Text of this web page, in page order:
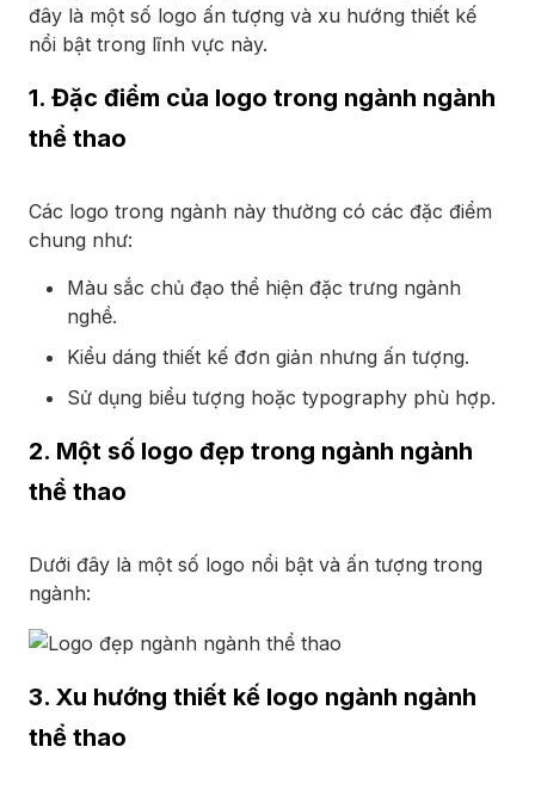
đây là một số logo ấn tượng và xu hướng thiết kế
nổi bật trong lĩnh vực này.
1. Đặc điểm của logo trong ngành ngành
thể thao
Các logo trong ngành này thường có các đặc điểm
chung như:
Màu sắc chủ đạo thể hiện đặc trưng ngành
nghề.
Kiểu dáng thiết kế đơn giản nhưng ấn tượng.
Sử dụng biểu tượng hoặc typography phù hợp.
2. Một số logo đẹp trong ngành ngành
thể thao
Dưới đây là một số logo nổi bật và ấn tượng trong
ngành:
3. Xu hướng thiết kế logo ngành ngành
thể thao